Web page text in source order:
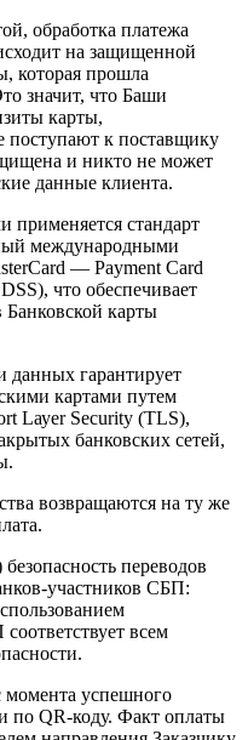
обработка платежа
на защищенной
которая прошла
значит, что Баши
карты,
поступают к поставщику
и никто не может
данные клиента.
стандарт
международными
— Payment Card
что обеспечивает
Банковской карты
данных гарантирует
картами путем
Lауеr Security (TLS),
банковских сетей,
возвращаются на ту же
переводов
участников СБП:
всем
момента успешного
по QR-коду. Факт оплаты